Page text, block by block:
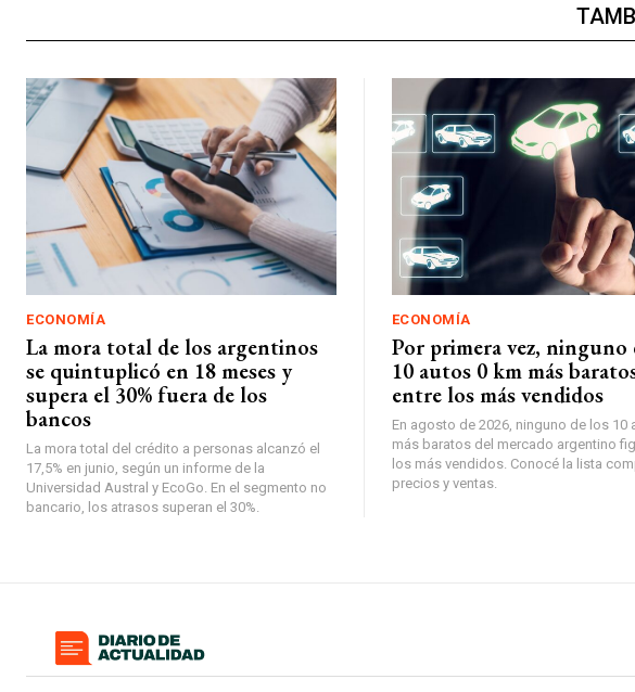
ECONOMÍA
La mora total de los argentinos
se quintuplicó en 18 meses y
supera el 30% fuera de los
bancos
La mora total del crédito a personas alcanzó el
17,5% en junio, según un informe de la
Universidad Austral y EcoGo. En el segmento no
bancario, los atrasos superan el 30%.
ECONOMÍA
Por primera vez, ninguno
10 autos 0 km más
entre los más vendidos
En agosto de 2026, ninguno de los 10
más baratos del mercado argentino
los más vendidos. Conocé la lista
precios y ventas.